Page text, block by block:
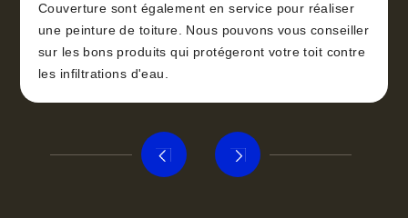
Couverture sont également en service pour réaliser
une peinture de toiture. Nous pouvons vous conseiller
sur les bons produits qui protégeront votre toit contre
les infiltrations d'eau.